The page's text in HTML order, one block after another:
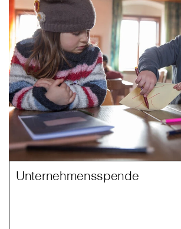
Unternehmensspende